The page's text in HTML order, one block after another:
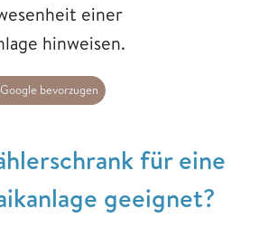
einer
hinweisen.
bevorzugen
für eine
geeignet?